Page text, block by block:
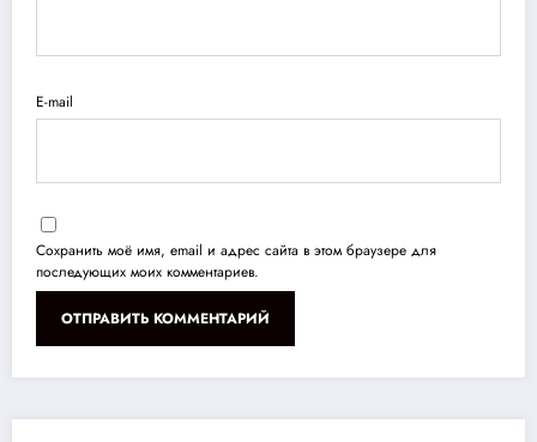
E-mail
Сохранить моё имя, email и адрес сайта в этом браузере для
последующих моих комментариев.